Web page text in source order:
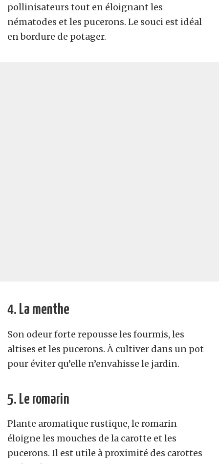
pollinisateurs tout en éloignant les
nématodes et les pucerons. Le souci est idéal
en bordure de potager.
4. La menthe
Son odeur forte repousse les fourmis, les
altises et les pucerons. À cultiver dans un pot
pour éviter qu’elle n’envahisse le jardin.
5. Le romarin
Plante aromatique rustique, le romarin
éloigne les mouches de la carotte et les
pucerons. Il est utile à proximité des carottes